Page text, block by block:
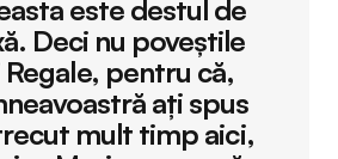
este destul de
Deci nu poveștile
Regale, pentru că,
ați spus
mult timp aici,